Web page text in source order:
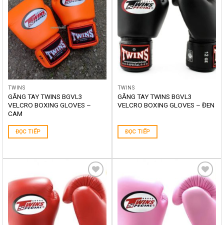
TWINS
GĂNG TAY TWINS BGVL3
VELCRO BOXING GLOVES –
CAM
ĐỌC TIẾP
TWINS
GĂNG TAY TWINS BGVL3
VELCRO BOXING GLOVES – ĐEN
ĐỌC TIẾP
Yêu
thích
Yêu
thích